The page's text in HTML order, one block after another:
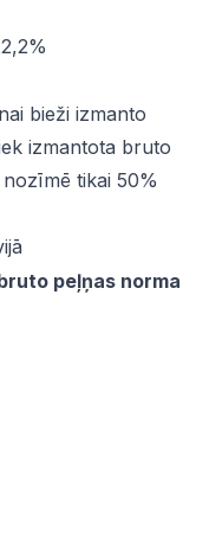
bieži izmanto
izmantota bruto
tikai 50%
peļņas norma